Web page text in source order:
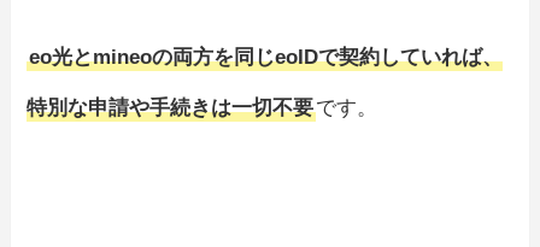
eo光とmineoの両方を同じeoIDで契約していれば、
特別な申請や手続きは一切不要です。